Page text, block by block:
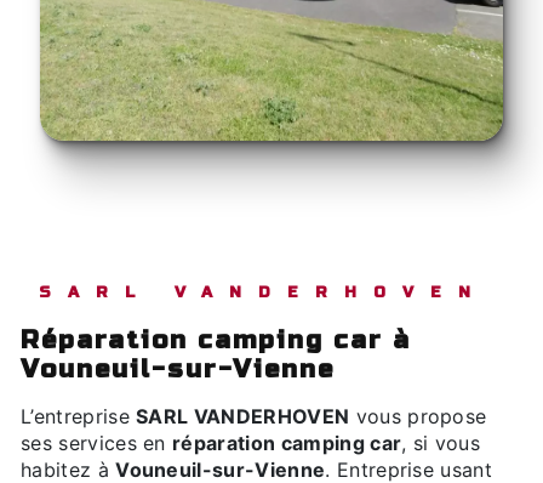
SARL VANDERHOVEN
réparation camping car à
Vouneuil-sur-Vienne
L’entrepriseSARL VANDERHOVEN vous propose
ses services en réparation camping car, si vous
habitez àVouneuil-sur-Vienne. Entreprise usant